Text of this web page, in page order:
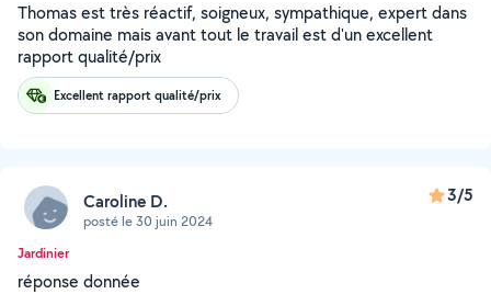
Thomas est très réactif, soigneux, sympathique, expert dans
son domaine mais avant tout le travail est d'un excellent
rapport qualité/prix
Excellent rapport qualité/prix
Caroline D.
posté le 30 juin 2024
3/5
Jardinier
réponse donnée